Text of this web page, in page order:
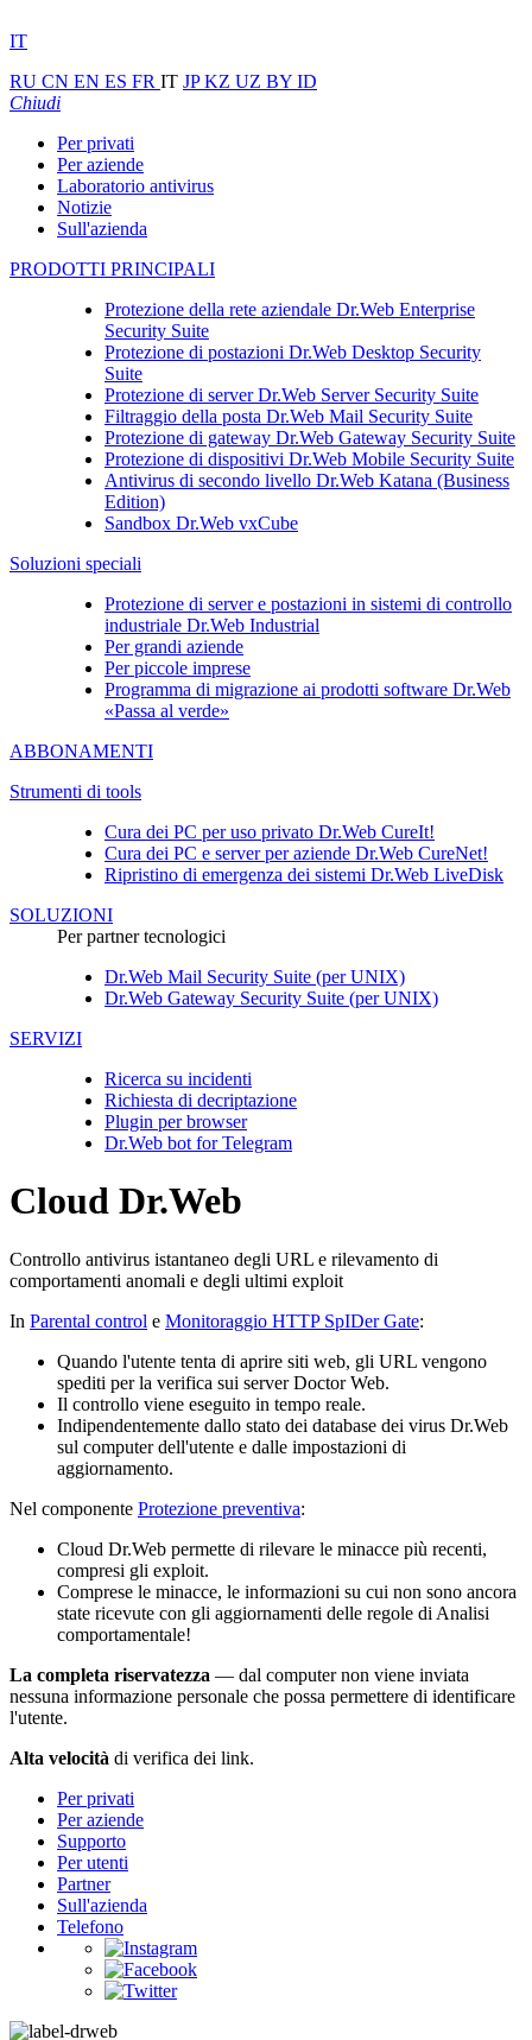
IT
RU CN EN ES FR IT JPKZ UZ BY ID
Chiudi
Per privati
Per aziende
Laboratorio antivirus
Notizie
Sull'azienda
PRODOTTI PRINCIPALI
Protezione della rete aziendale Dr.Web Enterprise
Security Suite
Protezione di postazioni Dr.Web Desktop Security
Suite
Protezione di serverDr.Web Server Security Suite
Filtraggio della posta Dr.Web Mail Security Suite
Protezione di gateway Dr.Web Gateway Security Suite
Protezione di dispositivi Dr.Web Mobile Security Suite
Antivirus di secondo livello Dr.Web Katana (Business
Edition)
Sandbox Dr.Web vxCube
Soluzioni speciali
Protezione di server e postazioni in sistemi di controllo
industriale Dr.Web Industrial
Per grandi aziende
Per piccole imprese
Programma di migrazione ai prodotti software Dr.Web
«Passa al verde»
ABBONAMENTI
Strumenti di tools
Cura dei PC per uso privato Dr.Web CureIt!
Cura dei PC e server per aziende Dr.Web CureNet!
Ripristino di emergenza dei sistemi Dr.Web LiveDisk
SOLUZIONI
Per partner tecnologici
Dr.Web Mail Security Suite (per UNIX)
Dr.Web Gateway Security Suite (per UNIX)
SERVIZI
Ricerca su incidenti
Richiesta di decriptazione
Plugin per browser
Dr.Web bot for Telegram
Cloud Dr.Web
Controllo antivirus istantaneo degli URL e rilevamento di
comportamenti anomali e degli ultimi exploit
In Parental control e Monitoraggio HTTP SpIDer Gate:
Quando l'utente tenta di aprire siti web, gli URL vengono
spediti per la verifica sui server Doctor Web.
Il controllo viene eseguito in tempo reale.
Indipendentemente dallo stato dei database dei virus Dr.Web
sul computer dell'utente e dalle impostazioni di
aggiornamento.
Nel componente Protezione preventiva:
Cloud Dr.Web permette di rilevare le minacce più recenti,
compresi gli exploit.
Comprese le minacce, le informazioni su cui non sono ancora
state ricevute con gli aggiornamenti delle regole di Analisi
comportamentale!
La completa riservatezza — dal computer non viene inviata
nessuna informazione personale che possa permettere di identificare
l'utente.
Alta velocità di verifica dei link.
Per privati
Per aziende
Supporto
Per utenti
Partner
Sull'azienda
Telefono